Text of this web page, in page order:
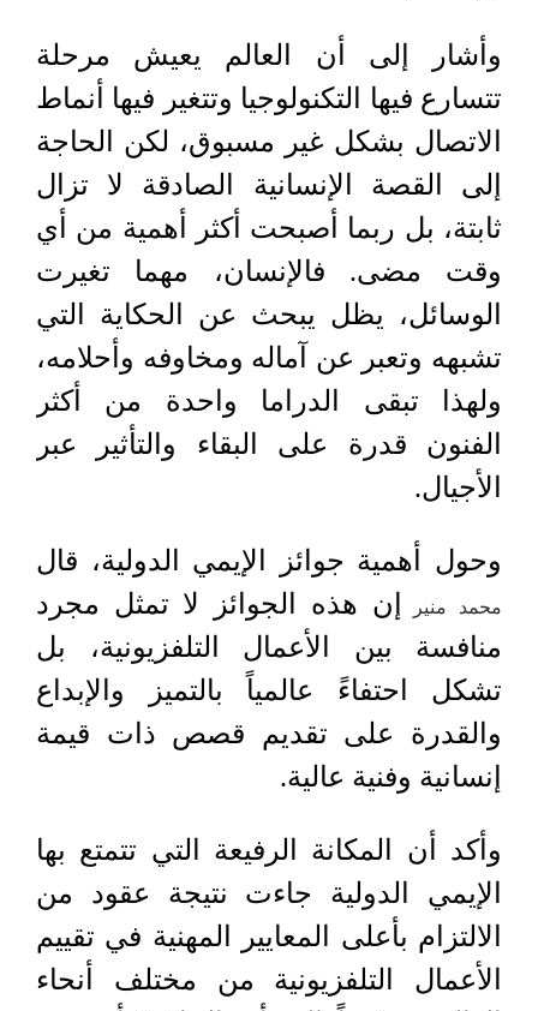
وأشار إلى أن العالم يعيش مرحلة
تتسارع فيها التكنولوجيا وتتغير فيها أنماط
الاتصال بشكل غير مسبوق، لكن الحاجة
إلى القصة الإنسانية الصادقة لا تزال
ثابتة، بل ربما أصبحت أكثر أهمية من أي
وقت مضى. فالإنسان، مهما تغيرت
الوسائل، يظل يبحث عن الحكاية التي
تشبهه وتعبر عن آماله ومخاوفه وأحلامه،
ولهذا تبقى الدراما واحدة من أكثر
الفنون قدرة على البقاء والتأثير عبر
الأجيال.
وحول أهمية جوائز الإيمي الدولية، قال
محمد منير
إن هذه الجوائز لا تمثل مجرد
منافسة بين الأعمال التلفزيونية، بل
تشكل احتفاءً عالمياً بالتميز والإبداع
والقدرة على تقديم قصص ذات قيمة
إنسانية وفنية عالية.
وأكد أن المكانة الرفيعة التي تتمتع بها
الإيمي الدولية جاءت نتيجة عقود من
الالتزام بأعلى المعايير المهنية في تقييم
الأعمال التلفزيونية من مختلف أنحاء